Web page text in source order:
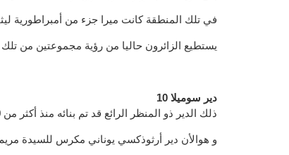
في تلك المنطقة كانت ميرا جزء من أمبراطورية
يستطيع الزائرون حاليا من رؤية مجموعتين من تلك
10 دير سوميلا
ذلك الدير ذو المنظر الرائع قد تم بنائه منذ أكثر من 1600 عام
و هوالأن دير أرثوذكسي يوناني مكرس للسيدة مريم